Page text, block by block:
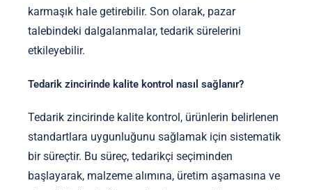
karmaşık hale getirebilir. Son olarak, pazar
talebindeki dalgalanmalar, tedarik sürelerini
etkileyebilir.
Tedarik zincirinde kalite kontrol nasıl sağlanır?
Tedarik zincirinde kalite kontrol, ürünlerin belirlenen
standartlara uygunluğunu sağlamak için sistematik
bir süreçtir. Bu süreç, tedarikçi seçiminden
başlayarak, malzeme alımına, üretim aşamasına ve